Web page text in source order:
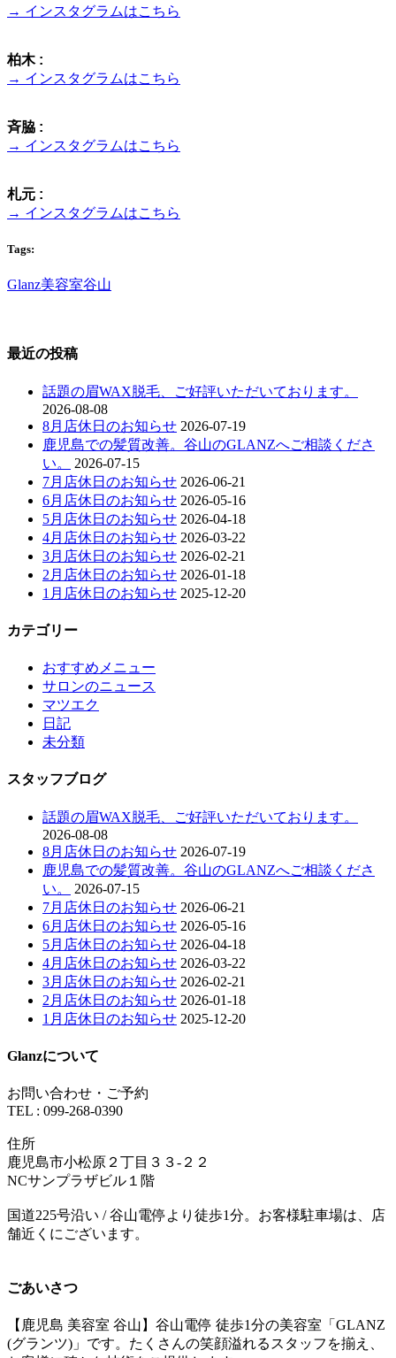
→ インスタグラムはこちら
柏木 :
→ インスタグラムはこちら
斉脇 :
→ インスタグラムはこちら
札元 :
→ インスタグラムはこちら
Tags:
Glanz美容室谷山
最近の投稿
話題の眉WAX脱毛、ご好評いただいております。
2026-08-08
8月店休日のお知らせ 2026-07-19
鹿児島での髪質改善。谷山のGLANZへご相談くださ
い。
2026-07-15
7月店休日のお知らせ 2026-06-21
6月店休日のお知らせ 2026-05-16
5月店休日のお知らせ 2026-04-18
4月店休日のお知らせ 2026-03-22
3月店休日のお知らせ 2026-02-21
2月店休日のお知らせ 2026-01-18
1月店休日のお知らせ 2025-12-20
カテゴリー
おすすめメニュー
サロンのニュース
マツエク
日記
未分類
スタッフブログ
話題の眉WAX脱毛、ご好評いただいております。
2026-08-08
8月店休日のお知らせ 2026-07-19
鹿児島での髪質改善。谷山のGLANZへご相談くださ
い。
2026-07-15
7月店休日のお知らせ 2026-06-21
6月店休日のお知らせ 2026-05-16
5月店休日のお知らせ 2026-04-18
4月店休日のお知らせ 2026-03-22
3月店休日のお知らせ 2026-02-21
2月店休日のお知らせ 2026-01-18
1月店休日のお知らせ 2025-12-20
Glanzについて
お問い合わせ・ご予約
TEL : 099-268-0390
住所
鹿児島市小松原２丁目３３-２２
NCサンプラザビル１階
国道225号沿い / 谷山電停より徒歩1分。お客様駐車場は、店
舗近くにございます。
ごあいさつ
【鹿児島 美容室 谷山】谷山電停 徒歩1分の美容室「GLANZ
(グランツ)」です。たくさんの笑顔溢れるスタッフを揃え、